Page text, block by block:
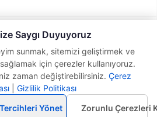
ile çalışmak
oluşturmak
kullanmak
Saygı Duyuyoruz
sunmak, sitemizi geliştirmek ve
için çerezler kullanıyoruz.
zaman değiştirebilirsiniz. Çerez
Gizlilik Politikası
Tercihleri Yönet Zorunlu Çerezleri